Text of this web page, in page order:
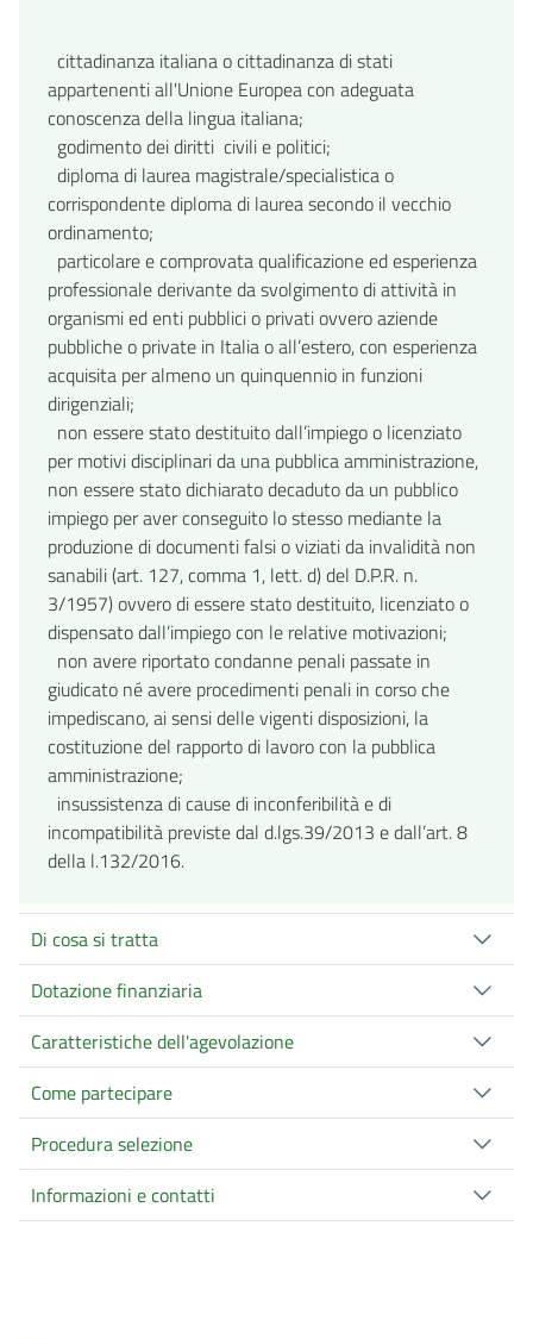
cittadinanza italiana o cittadinanza di stati
appartenenti all'Unione Europea con adeguata
conoscenza della lingua italiana;
godimento dei diritti civili e politici;
diploma di laurea magistrale/specialistica o
corrispondente diploma di laurea secondo il vecchio
ordinamento;
particolare e comprovata qualificazione ed esperienza
professionale derivante da svolgimento di attività in
organismi ed enti pubblici o privati ovvero aziende
pubbliche o private in Italia o all’estero, con esperienza
acquisita per almeno un quinquennio in funzioni
dirigenziali;
non essere stato destituito dall’impiego o licenziato
per motivi disciplinari da una pubblica amministrazione,
non essere stato dichiarato decaduto da un pubblico
impiego per aver conseguito lo stesso mediante la
produzione di documenti falsi o viziati da invalidità non
sanabili (art. 127, comma 1, lett. d) del D.P.R. n.
3/1957) ovvero di essere stato destituito, licenziato o
dispensato dall’impiego con le relative motivazioni;
non avere riportato condanne penali passate in
giudicato né avere procedimenti penali in corso che
impediscano, ai sensi delle vigenti disposizioni, la
costituzione del rapporto di lavoro con la pubblica
amministrazione;
insussistenza di cause di inconferibilità e di
incompatibilità previste dal d.lgs.39/2013 e dall’art. 8
della l.132/2016.
Di cosa si tratta
Dotazione finanziaria
Caratteristiche dell'agevolazione
Come partecipare
Procedura selezione
Informazioni e contatti